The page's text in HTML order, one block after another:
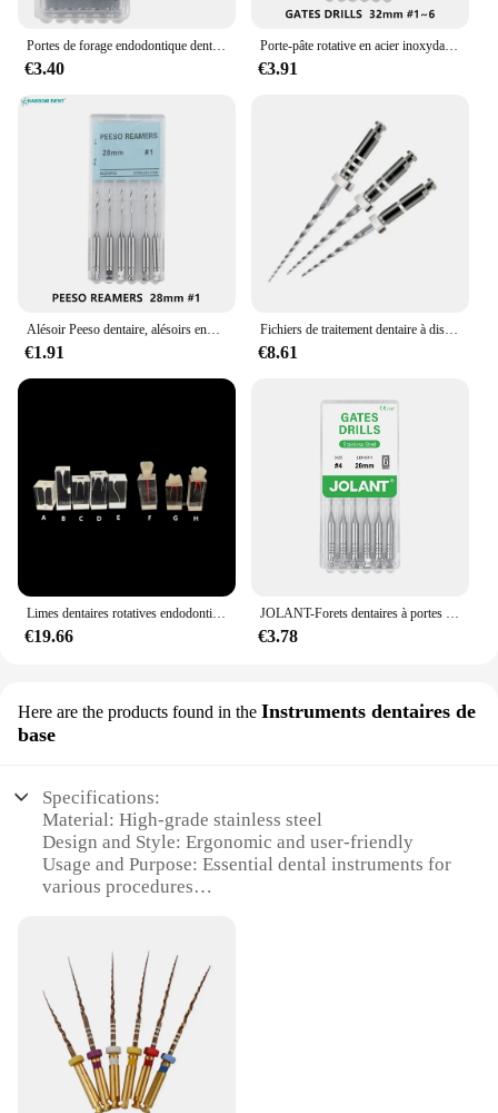
€3.40
Porte-pâte rotative en acier inoxydable, 32mm/28mm, pour perceuse endodontique dentaire, portes, alésoir Glidden Peeso, moteur, limes Endo #1 ~ 6
€3.91
€1.91
Fichiers de traitement dentaire à distance, Fichiers D1-D3, Fichiers D endodontiques, Fichiers de canal radiculaire, 3PCs
€8.61
€19.66 €3.78
Here are the products found in the Instruments dentaires de
base
Specifications:
Material: High-grade stainless steel
Design and Style: Ergonomic and user-friendly
Usage and Purpose: Essential dental instruments for
various procedures
Parts and Accessories: Comprehensive set for dental
professionals
Applicable People: Dentists, dental hygienists, and
dental students
Features:
|Wholesale|Vendors|